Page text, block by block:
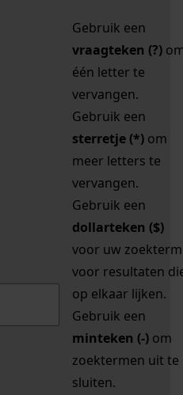
Gebruik een
vraagteken (?)
één letter te
vervangen.
Gebruik een
sterretje (*) om
meer letters te
vervangen.
Gebruik een
dollarteken ($)
voor uw zoekterm
voor resultaten
op elkaar lijken.
Gebruik een
minteken (-) om
zoektermen uit te
sluiten.